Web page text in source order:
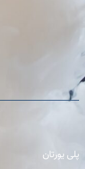
پلی یورتان